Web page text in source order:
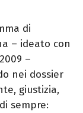
di
– ideato con
–
nei dossier
giustizia,
sempre: